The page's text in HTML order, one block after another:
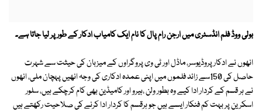
بولی ووڈ فلم انڈسٹری میں ارجن رام پال کا نام ایک کامیاب ادکار کے طور پر لیا جاتا ہے۔
انھوں نے ادکار پروڈیوسر، ماڈل اور ٹی وی پروگراوں کے میزبان کی حیثت سے شہرت
حاصل کی 150سے زائد فلموں میں اپنی عمدہ ادکاری کی وجہ انھیں پہچان ملی، انھوں
نے ہر قسم کے کردار ادا کیے وہ بطور ولن ،ہیرو اور کامیڈین بھی کام کرچکے ہیں، سلور
اسکرین پر بہت کم فنکار ایسے ہیں جو ہرقسم کا کردار ادا کرنے کی صلاحیت رکھتے ہیں